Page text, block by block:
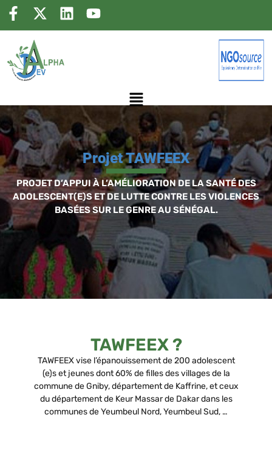
Projet TAWFEEX
Projet TAWFEEX
PROJET D’APPUI À L’AMÉLIORATION DE LA SANTÉ DES
ADOLESCENT(E)S ET DE LUTTE CONTRE LES VIOLENCES
BASÉES SUR LE GENRE AU SÉNÉGAL.
TAWFEEX ?
TAWFEEX vise l’épanouissement de 200 adolescent
(e)s et jeunes dont 60% de filles des villages de la
commune de Gniby, département de Kaffrine, et ceux
du département de Keur Massar de Dakar dans les
communes de Yeumbeul Nord, Yeumbeul Sud, …